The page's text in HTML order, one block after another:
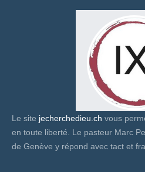
Le site jecherchedieu.ch vous
en toute liberté. Le pasteur Marc
de Genève y répond avec tact et